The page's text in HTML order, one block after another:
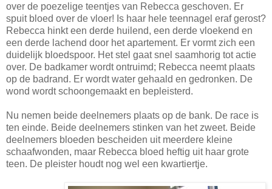
over de poezelige teentjes van Rebecca geschoven. Er
spuit bloed over de vloer! Is haar hele teennagel eraf gerost?
Rebecca hinkt een derde huilend, een derde vloekend en
een derde lachend door het apartement. Er vormt zich een
duidelijk bloedspoor. Het stel gaat snel saamhorig tot actie
over. De badkamer wordt ontruimd; Rebecca neemt plaats
op de badrand. Er wordt water gehaald en gedronken. De
wond wordt schoongemaakt en bepleisterd.
Nu nemen beide deelnemers plaats op de bank. De race is
ten einde. Beide deelnemers stinken van het zweet. Beide
deelnemers bloeden bescheiden uit meerdere kleine
schaafwonden, maar Rebecca bloed heftig uit haar grote
teen. De pleister houdt nog wel een kwartiertje.